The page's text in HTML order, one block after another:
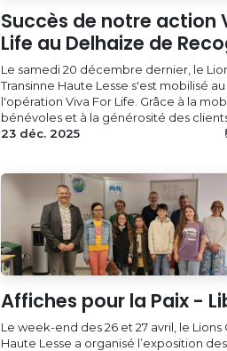
Succès de notre action
Life au Delhaize de
Le samedi 20 décembre dernier, le
Transinne Haute Lesse s'est mobilisé
l'opération Viva For Life. Grâce à la
bénévoles et à la générosité des clients
23 déc. 2025
Affiches pour la Paix -
Le week-end des 26 et 27 avril, le Lions
Haute Lesse a organisé l’exposition